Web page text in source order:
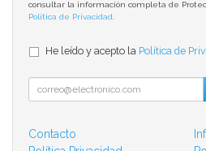
consultar la información completa de
Política de Privacidad
He leído y acepto la Política de
Contacto